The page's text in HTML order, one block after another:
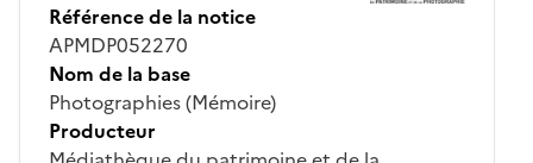
Référence de la notice
APMDP052270
Nom de la base
Photographies (Mémoire)
Producteur